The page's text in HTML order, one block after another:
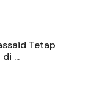
Tetap
...